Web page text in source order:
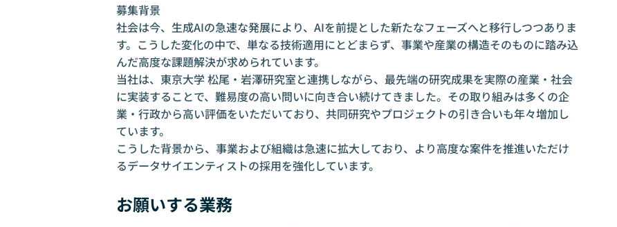
募集背景
社会は今、生成AIの急速な発展により、AIを前提とした新たなフェーズへと移行しつつありま
す。こうした変化の中で、単なる技術適用にとどまらず、事業や産業の構造そのものに踏み込
んだ高度な課題解決が求められています。
当社は、東京大学 松尾・岩澤研究室と連携しながら、最先端の研究成果を実際の産業・社会
に実装することで、難易度の高い問いに向き合い続けてきました。その取り組みは多くの企
業・行政から高い評価をいただいており、共同研究やプロジェクトの引き合いも年々増加し
ています。
こうした背景から、事業および組織は急速に拡大しており、より高度な案件を推進いただけ
るデータサイエンティストの採用を強化しています。
お願いする業務